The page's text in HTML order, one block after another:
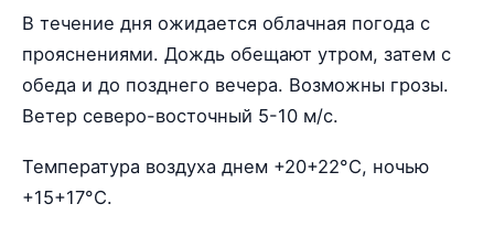
В течение дня ожидается облачная погода с
прояснениями. Дождь обещают утром, затем с
обеда и до позднего вечера. Возможны грозы.
Ветер северо-восточный 5-10 м/с.
Температура воздуха днем +20+22°С, ночью
+15+17°С.